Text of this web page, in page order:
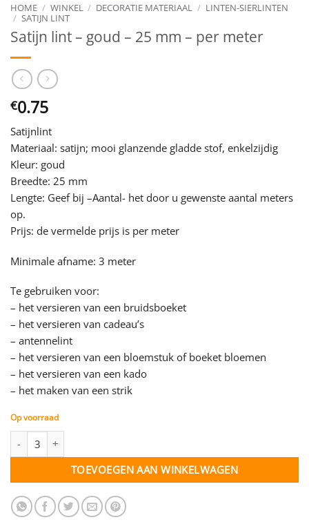
HOME / WINKEL / DECORATIE MATERIAAL / LINTEN-SIERLINTEN
/ SATIJN LINT
Satijn lint – goud – 25 mm – per meter
€0.75
Satijnlint
Materiaal: satijn; mooi glanzende gladde stof, enkelzijdig
Kleur: goud
Breedte: 25 mm
Lengte: Geef bij –Aantal- het door u gewenste aantal meters
op.
Prijs: de vermelde prijs is per meter
Minimale afname: 3 meter
Te gebruiken voor:
– het versieren van een bruidsboeket
– het versieren van cadeau’s
– antennelint
– het versieren van een bloemstuk of boeket bloemen
– het versieren van een kado
– het maken van een strik
Op voorraad
TOEVOEGEN AAN WINKELWAGEN